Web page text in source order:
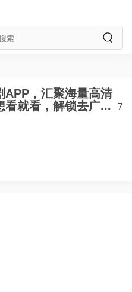
APP，汇聚海量高清
看就看，解锁去广... 7